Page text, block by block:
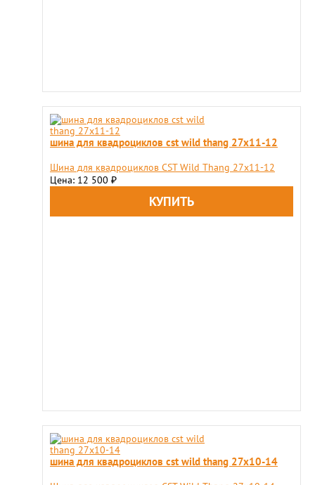
шина для квадроциклов cst wild thang 27x11-12
Шина для квадроциклов CST Wild Thang 27x11-12
Цена: 12 500 ₽
шина для квадроциклов cst wild thang 27x10-14